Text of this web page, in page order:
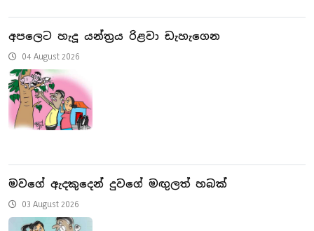
අපලෙට හැදූ යන්ත්‍රය රිළවා ඩැහැගෙන
04 August 2026
මවගේ ඇදකුදෙන් දුවගේ මඟු‍ලත් හබක්
03 August 2026